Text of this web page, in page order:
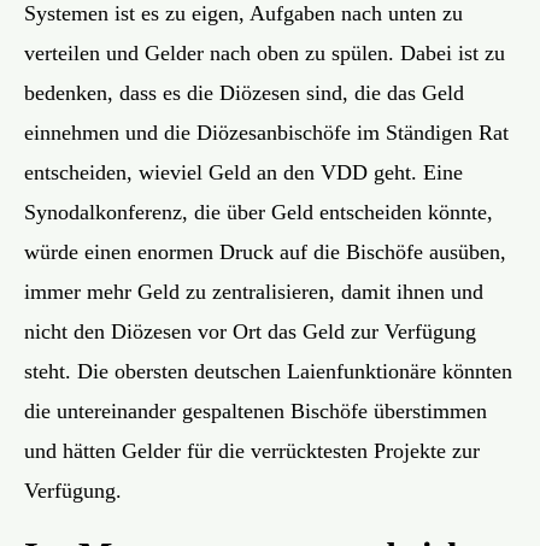
Systemen ist es zu eigen, Aufgaben nach unten zu
verteilen und Gelder nach oben zu spülen. Dabei ist zu
bedenken, dass es die Diözesen sind, die das Geld
einnehmen und die Diözesanbischöfe im Ständigen Rat
entscheiden, wieviel Geld an den VDD geht. Eine
Synodalkonferenz, die über Geld entscheiden könnte,
würde einen enormen Druck auf die Bischöfe ausüben,
immer mehr Geld zu zentralisieren, damit ihnen und
nicht den Diözesen vor Ort das Geld zur Verfügung
steht. Die obersten deutschen Laienfunktionäre könnten
die untereinander gespaltenen Bischöfe überstimmen
und hätten Gelder für die verrücktesten Projekte zur
Verfügung.